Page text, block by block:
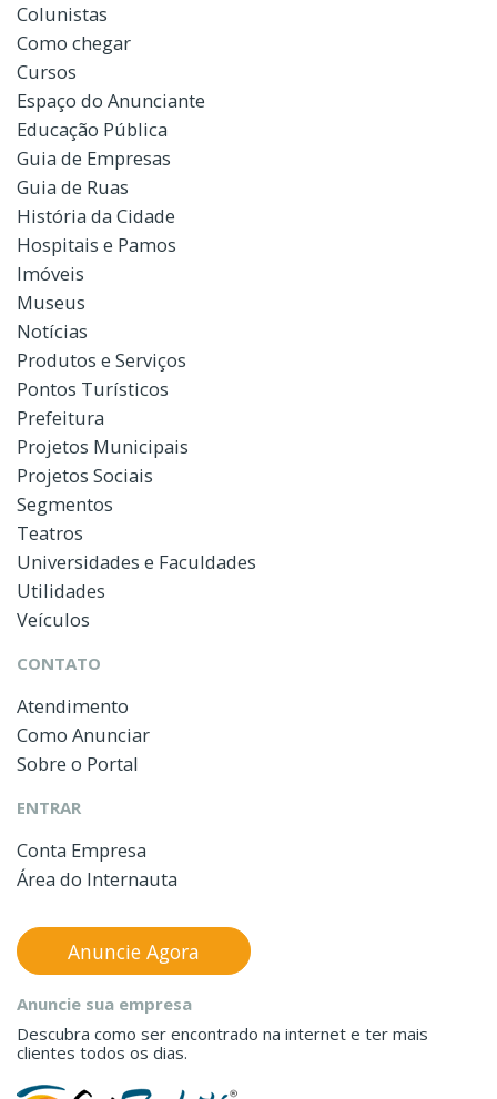
Colunistas
Como chegar
Cursos
Espaço do Anunciante
Educação Pública
Guia de Empresas
Guia de Ruas
História da Cidade
Hospitais e Pamos
Imóveis
Museus
Notícias
Produtos e Serviços
Pontos Turísticos
Prefeitura
Projetos Municipais
Projetos Sociais
Segmentos
Teatros
Universidades e Faculdades
Utilidades
Veículos
CONTATO
Atendimento
Como Anunciar
Sobre o Portal
ENTRAR
Conta Empresa
Área do Internauta
Anuncie sua empresa
Descubra como ser encontrado na internet e ter mais
clientes todos os dias.
Anuncie Agora